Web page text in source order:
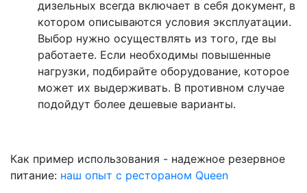
дизельных всегда включает в себя документ, в
котором описываются условия эксплуатации.
Выбор нужно осуществлять из того, где вы
работаете. Если необходимы повышенные
нагрузки, подбирайте оборудование, которое
может их выдерживать. В противном случае
подойдут более дешевые варианты.
Как пример использования - надежное резервное
питание: наш опыт с рестораном Queen